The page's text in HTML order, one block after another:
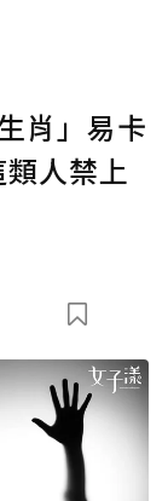
肖」易卡
人禁上